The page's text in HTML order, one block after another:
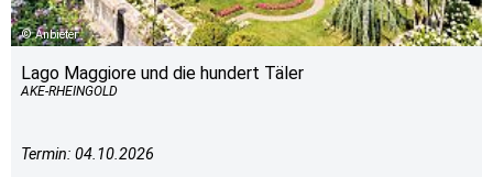
Anbieter
Lago Maggiore und die hundert Täler
AKE-RHEINGOLD
Termin: 04.10.2026